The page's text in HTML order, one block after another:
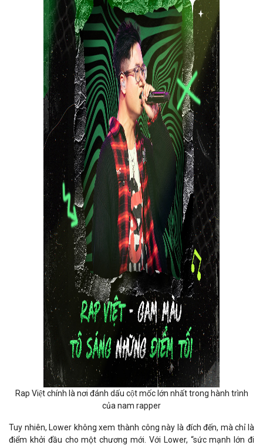
Rap Việt chính là nơi đánh dấu cột mốc lớn nhất trong hành trình
của nam rapper
Tuy nhiên, Lower không xem thành công này là đích đến, mà chỉ là
điểm khởi đầu cho một chương mới. Với Lower, “sức mạnh lớn đi